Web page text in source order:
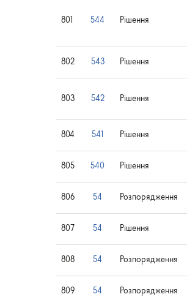
801 544 Рішення
802 543 Рішення
803 542 Рішення
804 541 Рішення
805 540 Рішення
806 54 Розпорядження
807 54 Рішення
808 54 Розпорядження
809 54 Розпорядження